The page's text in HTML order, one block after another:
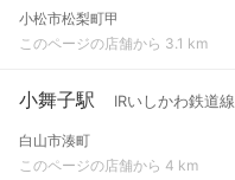
小松市松梨町甲
このページの店舗から 3.1 km
小舞子駅 IRいしかわ鉄道線
白山市湊町
このページの店舗から 4 km